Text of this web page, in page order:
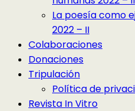
La poesía como
2022 – II
Colaboraciones
Donaciones
Tripulación
Política de
Revista In Vitro